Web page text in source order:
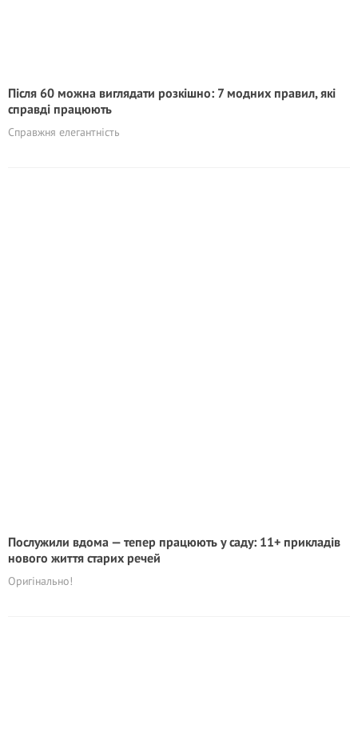
Після 60 можна виглядати розкішно: 7 модних правил, які
справді працюють
Справжня елегантність
Послужили вдома — тепер працюють у саду: 11+ прикладів
нового життя старих речей
Оригінально!